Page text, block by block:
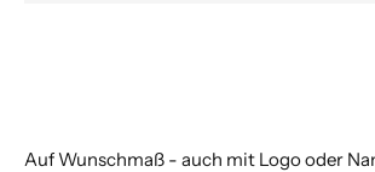
Auf Wunschmaß - auch mit Logo oder